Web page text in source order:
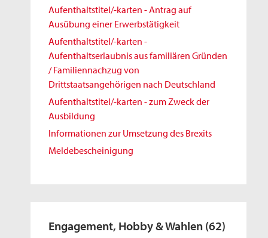
Aufenthaltstitel/-karten - Antrag auf
Ausübung einer Erwerbstätigkeit
Aufenthaltstitel/-karten -
Aufenthaltserlaubnis aus familiären Gründen
/ Familiennachzug von
Drittstaatsangehörigen nach Deutschland
Aufenthaltstitel/-karten - zum Zweck der
Ausbildung
Informationen zur Umsetzung des Brexits
Meldebescheinigung
Engagement, Hobby & Wahlen (62)